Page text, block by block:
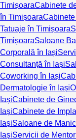
TimișoaraCabinete
în Timișoara
Tatuaje în Timișoara
TimișoaraSaloane
Corporală în Iași
Consultanță în Iași
Coworking în Iași
Dermatologie în Iași
IașiCabinete de
IașiCabinete de
IașiSaloane de
IașiServicii de